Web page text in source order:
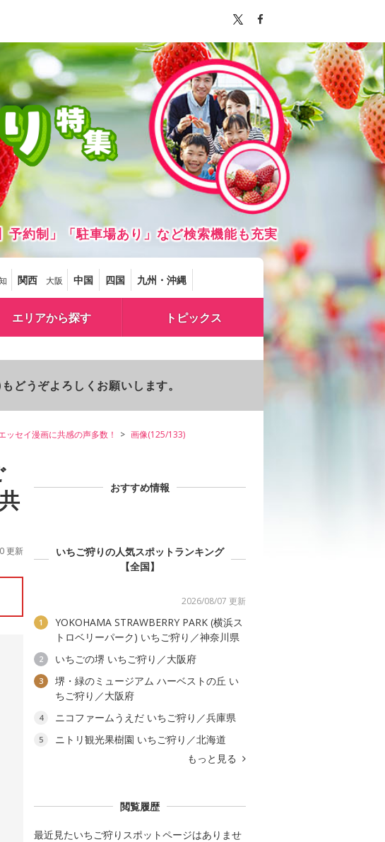
約制」「駐車場あり」など検索機能も充実
関西 大阪 中国 四国 九州・沖縄
エリアから探す トピックス
どうぞよろしくお願いします。
ッセイ漫画に共感の声多数！ 画像(125/133)
更新
おすすめ情報
いちご狩りの人気スポットランキング
【全国】
2026/08/07 更新
1
YOKOHAMA STRAWBERRY PARK (横浜ス
トロベリーパーク) いちご狩り／神奈川県
2 いちごの堺 いちご狩り／大阪府
3
堺・緑のミュージアム ハーベストの丘 い
ちご狩り／大阪府
4 ニコファームうえだ いちご狩り／兵庫県
5
ニトリ観光果樹園 いちご狩り／北海道
もっと見る
閲覧履歴
最近見たいちご狩りスポットページはありませ